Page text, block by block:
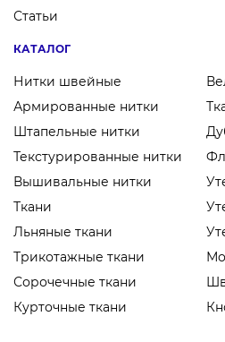
Статьи
КАТАЛОГ
Нитки швейные
Армированные нитки
Штапельные нитки
Текстурированные нитки
Вышивальные нитки
Ткани
Льняные ткани
Трикотажные ткани
Сорочечные ткани
Курточные ткани